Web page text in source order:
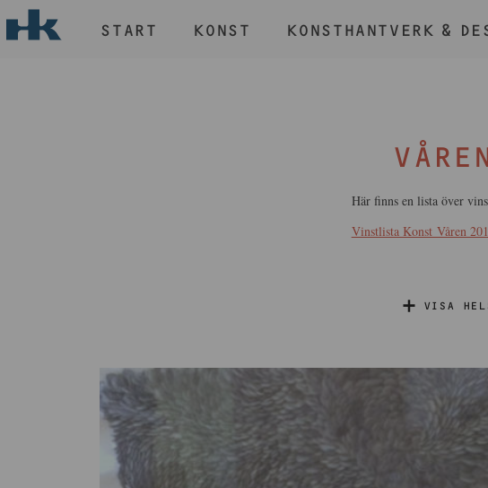
START KONST KONSTHANTVERK &
Här finns en lista över
Vinstlista Konst Våren
VISA